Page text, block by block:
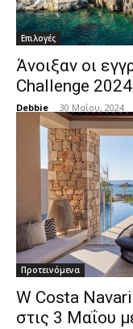
Επιλογές
Άνοιξαν οι
Challenge 2024
Debbie - 30 Μαΐου, 2024
Προτεινόμενα
W Costa
στις 3 Μαΐου